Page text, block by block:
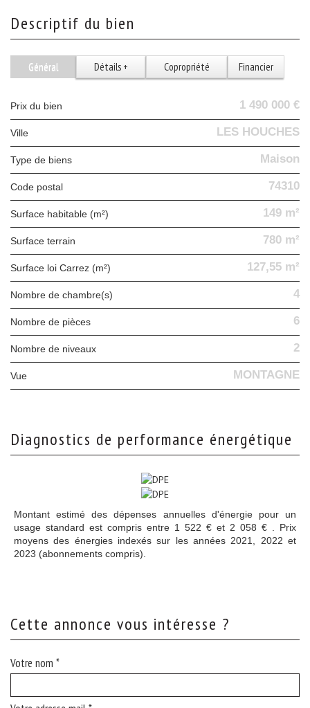
descriptif du bien
Général Détails + Copropriété Financier
Prix du bien 1 490 000 €
Ville LES HOUCHES
Type de biens Maison
Code postal 74310
Surface habitable (m²) 149 m²
surface terrain 780 m²
Surface loi Carrez (m²) 127,55 m²
Nombre de chambre(s) 4
Nombre de pièces 6
Nombre de niveaux 2
Vue MONTAGNE
diagnostics de performance énergétique
Montant estimé des dépenses annuelles d'énergie pour un
usage standard est compris entre 1 522 € et 2 058 € . Prix
moyens des énergies indexés sur les années 2021, 2022 et
2023 (abonnements compris).
cette annonce vous intéresse ?
Votre nom *